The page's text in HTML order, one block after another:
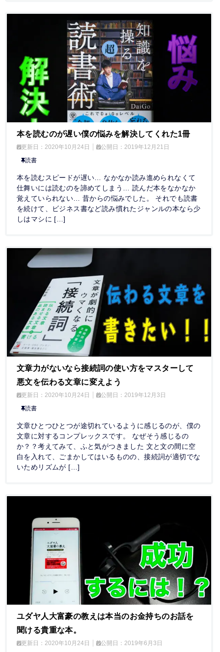
本を読むのが遅い僕の悩みを解決してくれた1冊
更新日： 2020年10月24日 公開日： 2019年12月21日
読書
本を読むスピードが遅い… なかなか読み進められなくて
仕舞いには読むのを諦めてしまう… 読んだ本をなかなか
覚えていられない… 昔からの悩みでした。 それでも読書
を続けて、ビジネス書など読み慣れたジャンルの本なら少
しはマシに […]
文章力がないなら接続詞の使い方をマスターして
悪文を伝わる文章に変えよう
更新日： 2020年10月24日 公開日： 2019年12月3日
読書
文章ひとつひとつが途切れているように感じるのが、僕の
文章に対するコンプレックスです。 なぜそう感じるの
か？？考えてみて、ふと気がつきました 文と文の間に空
白を入れて、ごまかしてはいるものの、接続詞が適切でな
いためリズムが […]
ユダヤ人大富豪の教えは本当のお金持ちのお話を
聞ける貴重な本。
更新日： 2020年10月24日 公開日： 2019年6月3日